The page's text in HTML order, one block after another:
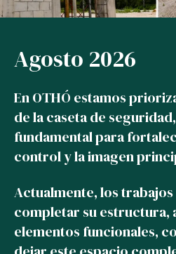
Agosto 2026
En OTHÓ estamos
de la caseta de
fundamental para
control y la imagen
Actualmente, los
completar su estructura,
elementos funcionales,